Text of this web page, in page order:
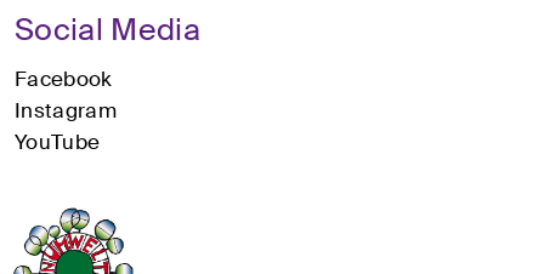
Social Media
Facebook
Instagram
YouTube